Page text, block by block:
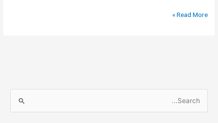
Read More »
e